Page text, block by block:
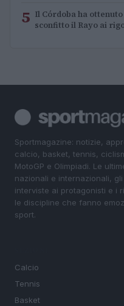
5 Il Córdoba ha
sconfitto il Rayo ai
Sportmagazine: notizie,
calcio, basket, tennis,
MotoGP e Olimpiadi. Le
nazionali e internazionali,
interviste ai protagonisti e i
le discipline che fanno
sport.
Calcio
Tennis
Basket